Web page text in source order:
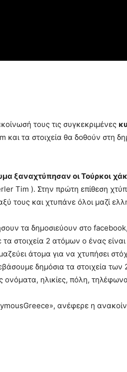
τους τις συγκεκριμένες
και τα στοιχεία θα δοθούν στη
ξαναχτύπησαν οι Τούρκοι
Tim ). Στην πρώτη επίθεση
τους και χτυπάνε όλοι μαζί
τα δημοσιεύουν στο
στοιχεία 2 ατόμων ο ένας
άτομα για να χτυπήσει
δημόσια τα στοιχεία
ονόματα, ηλικίες, πόλη,
ανέφερε η